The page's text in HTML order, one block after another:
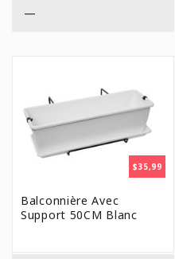
—
$35,99
Balconnière Avec
Support 50CM Blanc